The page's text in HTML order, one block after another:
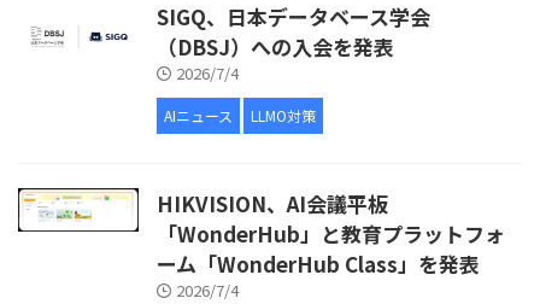
SIGQ、日本データベース学会
（DBSJ）への入会を発表
2026/7/4
AIニュース LLMO対策
HIKVISION、AI会議平板
「WonderHub」と教育プラットフォ
ーム「WonderHub Class」を発表
2026/7/4